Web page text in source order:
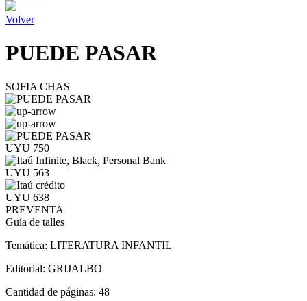
Volver
PUEDE PASAR
SOFIA CHAS
UYU 750
UYU 563
UYU 638
PREVENTA
Guía de talles
Temática: LITERATURA INFANTIL
Editorial: GRIJALBO
Cantidad de páginas: 48